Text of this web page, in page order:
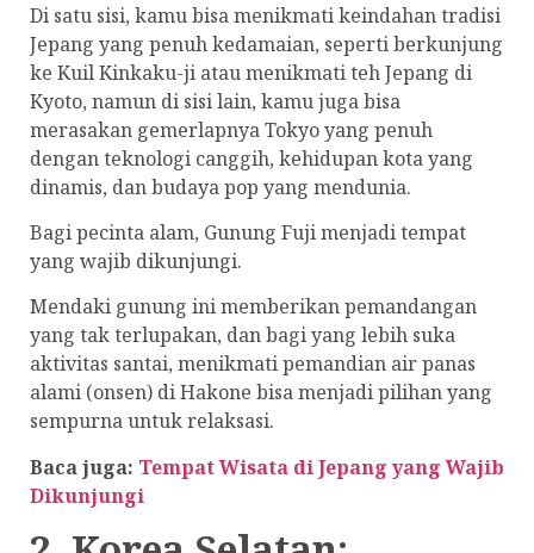
Di satu sisi, kamu bisa menikmati keindahan tradisi
Jepang yang penuh kedamaian, seperti berkunjung
ke Kuil Kinkaku-ji atau menikmati teh Jepang di
Kyoto, namun di sisi lain, kamu juga bisa
merasakan gemerlapnya Tokyo yang penuh
dengan teknologi canggih, kehidupan kota yang
dinamis, dan budaya pop yang mendunia.
Bagi pecinta alam, Gunung Fuji menjadi tempat
yang wajib dikunjungi.
Mendaki gunung ini memberikan pemandangan
yang tak terlupakan, dan bagi yang lebih suka
aktivitas santai, menikmati pemandian air panas
alami (onsen) di Hakone bisa menjadi pilihan yang
sempurna untuk relaksasi.
Baca juga: Tempat Wisata di Jepang yang Wajib
Dikunjungi